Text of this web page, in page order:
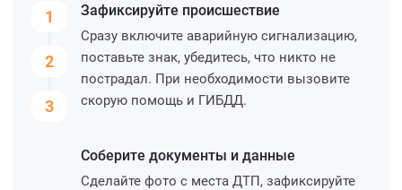
1
2
3
Зафиксируйте происшествие
Сразу включите аварийную сигнализацию,
поставьте знак, убедитесь, что никто не
пострадал. При необходимости вызовите
скорую помощь и ГИБДД.
Соберите документы и данные
Сделайте фото с места ДТП, зафиксируйте